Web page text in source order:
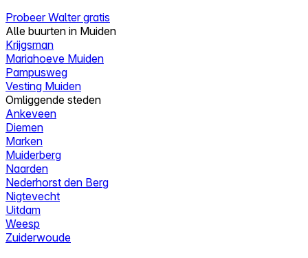
Probeer Walter gratis
Alle buurten in Muiden
Krijgsman
Mariahoeve Muiden
Pampusweg
Vesting Muiden
Omliggende steden
Ankeveen
Diemen
Marken
Muiderberg
Naarden
Nederhorst den Berg
Nigtevecht
Uitdam
Weesp
Zuiderwoude